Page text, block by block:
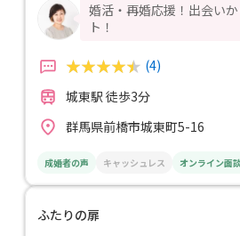
婚活・再婚応援！出会い
ト！
(4)
城東駅 徒歩3分
群馬県前橋市城東町5-16
成婚者の声 キャッシュレス オンライン面
ふたりの扉